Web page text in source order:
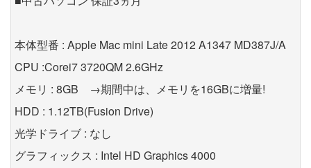
本体型番 : Apple Mac mini Late 2012 A1347 MD387J/A
CPU :Corei7 3720QM 2.6GHz
メモリ : 8GB →期間中は、メモリを16GBに増量!
HDD : 1.12TB(Fusion Drive)
光学ドライブ : なし
グラフィックス : Intel HD Graphics 4000